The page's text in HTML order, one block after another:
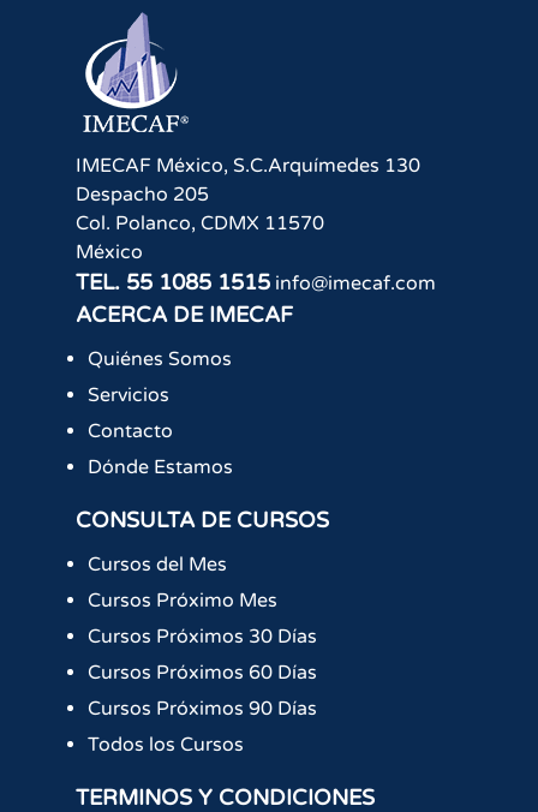
IMECAF México, S.C.Arquímedes 130
Despacho 205
Col. Polanco, CDMX 11570
México
TEL. 55 1085 1515 info@imecaf.com
ACERCA DE IMECAF
Quiénes Somos
Servicios
Contacto
Dónde Estamos
CONSULTA DE CURSOS
Cursos del Mes
Cursos Próximo Mes
Cursos Próximos 30 Días
Cursos Próximos 60 Días
Cursos Próximos 90 Días
Todos los Cursos
TERMINOS Y CONDICIONES